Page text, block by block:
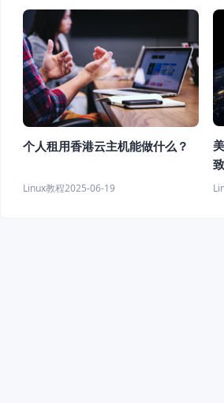
个人租用香港云主机能做什么？
Linux教程2025-06-19